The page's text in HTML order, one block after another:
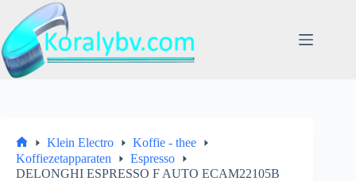
naar
de
inhoud
Home
Klein Electro
Koffie - thee
Koffiezetapparaten
Espresso
DELONGHI ESPRESSO F AUTO ECAM22105B